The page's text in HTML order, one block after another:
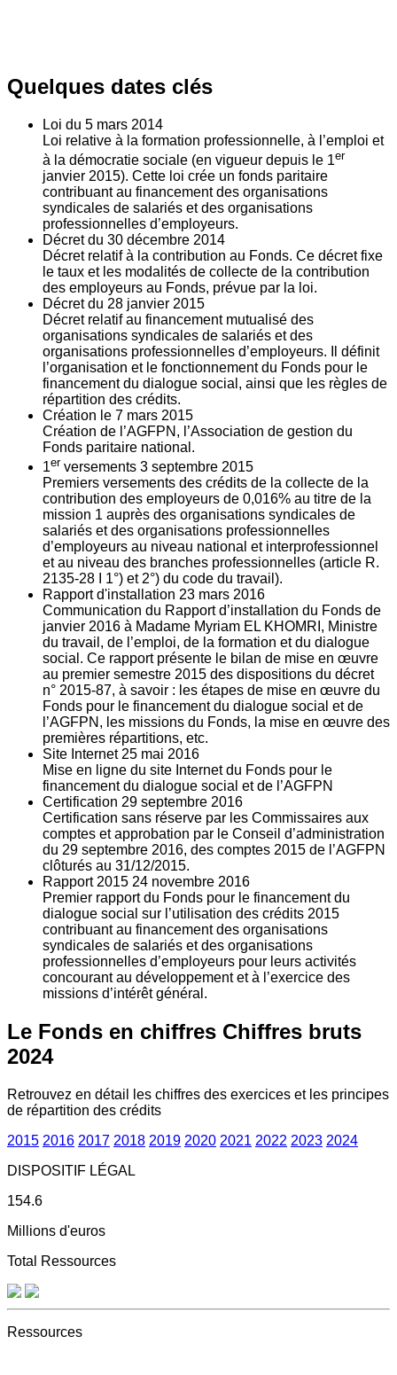
Quelques dates clés
Loi du 5 mars 2014
Loi relative à la formation professionnelle, à l’emploi et
à la démocratie sociale (en vigueur depuis le 1er
janvier 2015). Cette loi crée un fonds paritaire
contribuant au financement des organisations
syndicales de salariés et des organisations
professionnelles d’employeurs.
Décret du 30 décembre 2014
Décret relatif à la contribution au Fonds. Ce décret fixe
le taux et les modalités de collecte de la contribution
des employeurs au Fonds, prévue par la loi.
Décret du 28 janvier 2015
Décret relatif au financement mutualisé des
organisations syndicales de salariés et des
organisations professionnelles d’employeurs. Il définit
l’organisation et le fonctionnement du Fonds pour le
financement du dialogue social, ainsi que les règles de
répartition des crédits.
Création le 7 mars 2015
Création de l’AGFPN, l’Association de gestion du
Fonds paritaire national.
1er versements 3 septembre 2015
Premiers versements des crédits de la collecte de la
contribution des employeurs de 0,016% au titre de la
mission 1 auprès des organisations syndicales de
salariés et des organisations professionnelles
d’employeurs au niveau national et interprofessionnel
et au niveau des branches professionnelles (article R.
2135‐28 I 1°) et 2°) du code du travail).
Rapport d'installation 23 mars 2016
Communication du Rapport d’installation du Fonds de
janvier 2016 à Madame Myriam EL KHOMRI, Ministre
du travail, de l’emploi, de la formation et du dialogue
social. Ce rapport présente le bilan de mise en œuvre
au premier semestre 2015 des dispositions du décret
n° 2015-87, à savoir : les étapes de mise en œuvre du
Fonds pour le financement du dialogue social et de
l’AGFPN, les missions du Fonds, la mise en œuvre des
premières répartitions, etc.
Site Internet 25 mai 2016
Mise en ligne du site Internet du Fonds pour le
financement du dialogue social et de l’AGFPN
Certification 29 septembre 2016
Certification sans réserve par les Commissaires aux
comptes et approbation par le Conseil d’administration
du 29 septembre 2016, des comptes 2015 de l’AGFPN
clôturés au 31/12/2015.
Rapport 2015 24 novembre 2016
Premier rapport du Fonds pour le financement du
dialogue social sur l’utilisation des crédits 2015
contribuant au financement des organisations
syndicales de salariés et des organisations
professionnelles d’employeurs pour leurs activités
concourant au développement et à l’exercice des
missions d’intérêt général.
Le Fonds en chiffres Chiffres bruts
2024
Retrouvez en détail les chiffres des exercices et les principes
de répartition des crédits
2015 2016 2017 2018 2019 2020 2021 2022 2023 2024
DISPOSITIF LÉGAL
154.6
Millions d'euros
Total Ressources
Ressources